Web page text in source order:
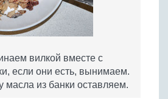
вилкой вместе с
если они есть, вынимаем.
масла из банки оставляем.